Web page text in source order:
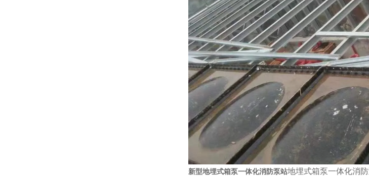
新型地埋式箱泵一体化消防泵站地埋式箱泵一体化消